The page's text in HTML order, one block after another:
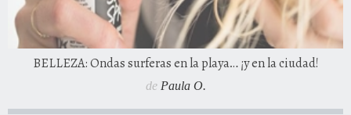
BELLEZA: Ondas surferas en la playa… ¡y en la ciudad!
de Paula O.